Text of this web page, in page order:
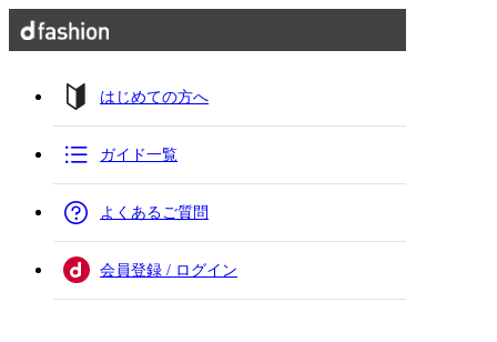
はじめての方へ
ガイド一覧
よくあるご質問
会員登録 / ログイン